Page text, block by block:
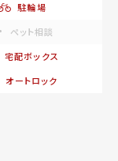
駐輪場
ペット相談
宅配ボックス
オートロック